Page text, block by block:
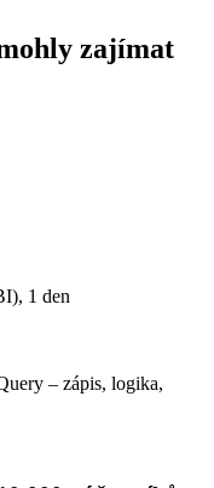
zajímat
1 den
– zápis, logika,